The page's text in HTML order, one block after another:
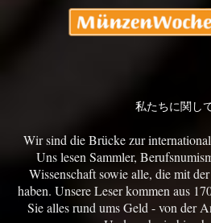
私たちに関し
Wir sind die Brücke zur
Uns lesen Sammler,
Wissenschaft sowie alle, die mit
haben. Unsere Leser kommen aus
Sie alles rund ums Geld - von der